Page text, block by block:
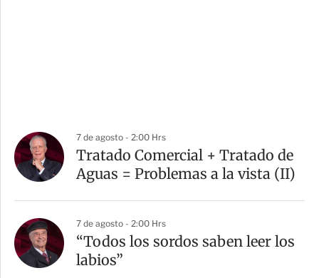
7 de agosto - 2:00 Hrs
Tratado Comercial + Tratado de
Aguas = Problemas a la vista (II)
7 de agosto - 2:00 Hrs
“Todos los sordos saben leer los
labios”